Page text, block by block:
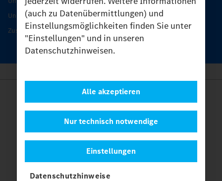
(auch zu Datenübermittlungen) und
Einstellungsmöglichkeiten finden Sie unter
"Einstellungen" und in unseren
Datenschutzhinweisen.
Einstellungen
Nur technisch notwendige
Alle akzeptieren
Datenschutzhinweise
Unimog Servicetage
Zusatzleistungen
Anbieter
Kontakt
Datenschutz
Einstellungen
© 2026 Daimler Truck AG. Alle Rechte vorbehalten.